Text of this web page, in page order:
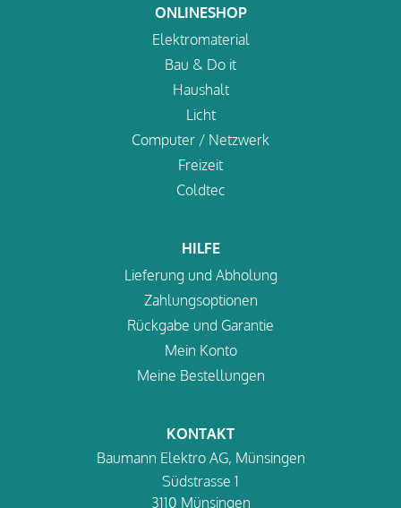
ONLINESHOP
Elektromaterial
Bau & Do it
Haushalt
Licht
Computer / Netzwerk
Freizeit
Coldtec
HILFE
Lieferung und Abholung
Zahlungsoptionen
Rückgabe und Garantie
Mein Konto
Meine Bestellungen
KONTAKT
Baumann Elektro AG, Münsingen
Südstrasse 1
3110 Münsingen